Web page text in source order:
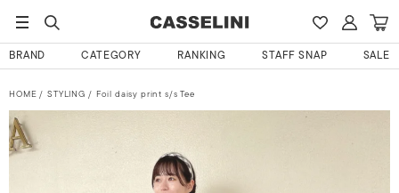
BRAND CATEGORY RANKING STAFF SNAP SALE
HOME STYLING Foil daisy print s/s Tee